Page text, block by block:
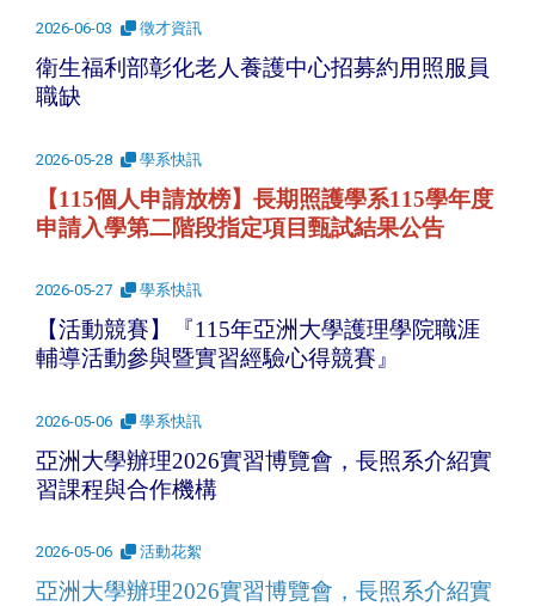
2026-06-03 徵才資訊
衛生福利部彰化老人養護中心招募約用照服員
職缺
2026-05-28 學系快訊
【115個人申請放榜】長期照護學系115學年度
申請入學第二階段指定項目甄試結果公告
2026-05-27 學系快訊
【活動競賽】『115年亞洲大學護理學院職涯
輔導活動參與暨實習經驗心得競賽』
2026-05-06 學系快訊
亞洲大學辦理2026實習博覽會，長照系介紹實
習課程與合作機構
2026-05-06 活動花絮
亞洲大學辦理2026實習博覽會，長照系介紹實